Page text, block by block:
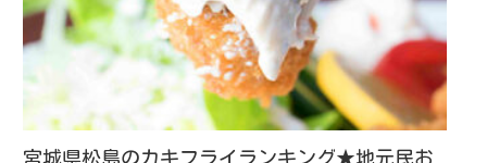
宮城県松島のカキフライランキング★地元民お